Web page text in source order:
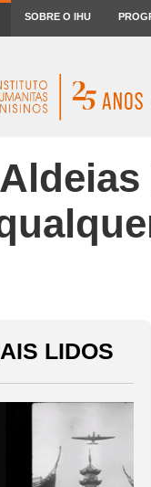
SOBRE O IHU
Aldeias
LIDOS